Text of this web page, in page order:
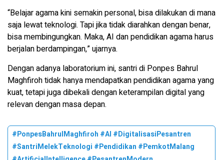
“Belajar agama kini semakin personal, bisa dilakukan di mana
saja lewat teknologi. Tapi jika tidak diarahkan dengan benar,
bisa membingungkan. Maka, AI dan pendidikan agama harus
berjalan berdampingan,” ujarnya.
Dengan adanya laboratorium ini, santri di Ponpes Bahrul
Maghfiroh tidak hanya mendapatkan pendidikan agama yang
kuat, tetapi juga dibekali dengan keterampilan digital yang
relevan dengan masa depan.
#PonpesBahrulMaghfiroh #AI #DigitalisasiPesantren
#SantriMelekTeknologi #Pendidikan #PemkotMalang